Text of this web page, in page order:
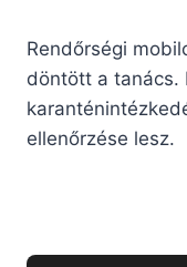
Rendőrségi
döntött a tanács.
ellenőrzése lesz.